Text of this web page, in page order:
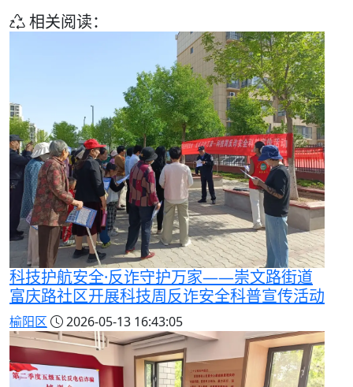
相关阅读：
科技护航安全·反诈守护万家——崇文路街道
富庆路社区开展科技周反诈安全科普宣传活动
榆阳区 2026-05-13 16:43:05